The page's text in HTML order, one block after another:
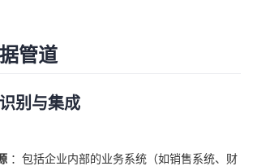
管道
别与集成
：包括企业内部的业务系统（如销售系统、财